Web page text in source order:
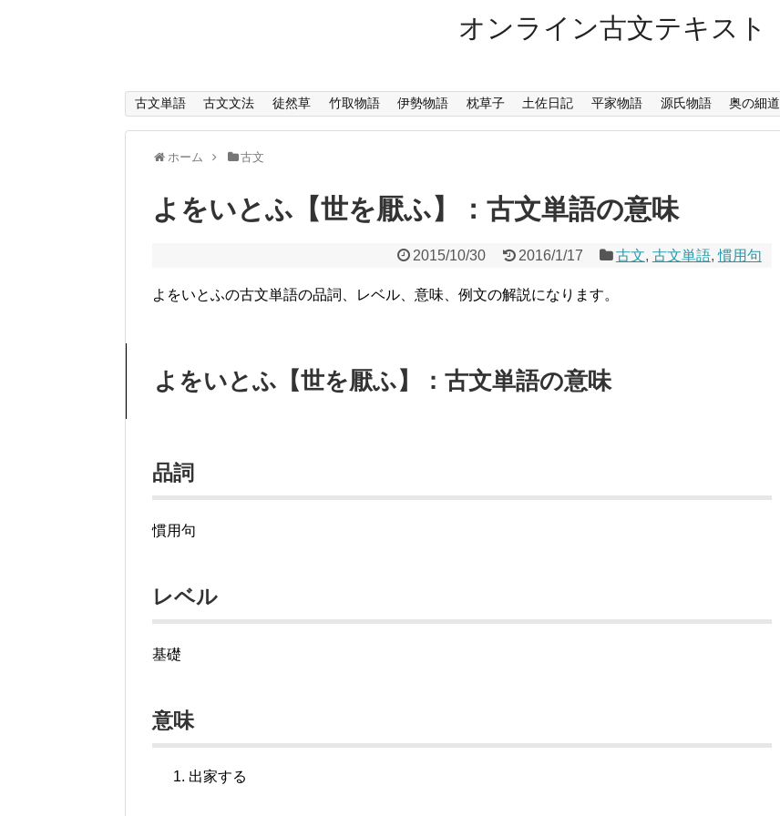
オンライン古文テキスト
古文単語 古文文法 徒然草 竹取物語 伊勢物語 枕草子 土佐日記 平家物語 源氏物語 奥の細道
ホーム 古文
よをいとふ【世を厭ふ】：古文単語の意味
2015/10/30 2016/1/17 古文, 古文単語,慣用句
よをいとふの古文単語の品詞、レベル、意味、例文の解説になります。
よをいとふ【世を厭ふ】：古文単語の意味
品詞
慣用句
レベル
基礎
意味
出家する